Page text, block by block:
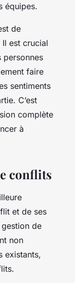
équipes.
de
est crucial
personnes
faire
sentiments
C’est
complète
à
conflits
et de ses
de
non
existants,